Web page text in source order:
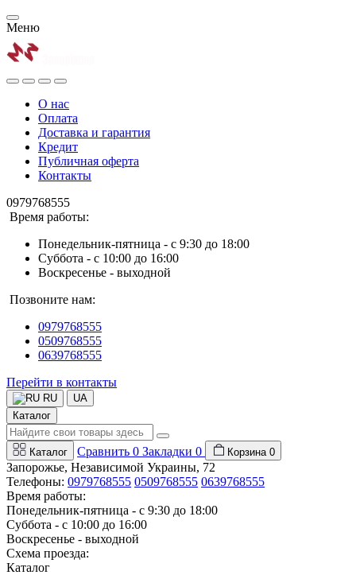
Меню
О нас
Оплата
Доставка и гарантия
Кредит
Публичная оферта
Контакты
0979768555
Время работы:
Понедельник-пятница - с 9:30 до 18:00
Суббота - с 10:00 до 16:00
Воскресенье - выходной
Позвоните нам:
0979768555
0509768555
0639768555
Перейти в контакты
RU
UA
Каталог
Каталог Сравнить 0 Закладки 0 Корзина 0
Запорожье, Независимой Украины, 72
Телефоны: 0979768555 0509768555 0639768555
Время работы:
Понедельник-пятница - с 9:30 до 18:00
Суббота - с 10:00 до 16:00
Воскресенье - выходной
Схема проезда:
Каталог